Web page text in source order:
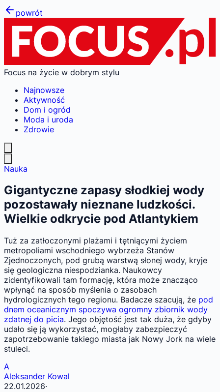
powrót
Focus na życie w dobrym stylu
Najnowsze
Aktywność
Dom i ogród
Moda i uroda
Zdrowie
Nauka
Gigantyczne zapasy słodkiej wody
pozostawały nieznane ludzkości.
Wielkie odkrycie pod Atlantykiem
Tuż za zatłoczonymi plażami i tętniącymi życiem
metropoliami wschodniego wybrzeża Stanów
Zjednoczonych, pod grubą warstwą słonej wody, kryje
się geologiczna niespodzianka. Naukowcy
zidentyfikowali tam formację, która może znacząco
wpłynąć na sposób myślenia o zasobach
hydrologicznych tego regionu. Badacze szacują, że pod
dnem oceanicznym spoczywa ogromny zbiornik wody
zdatnej do picia. Jego objętość jest tak duża, że gdyby
udało się ją wykorzystać, mogłaby zabezpieczyć
zapotrzebowanie takiego miasta jak Nowy Jork na wiele
stuleci.
A
Aleksander Kowal
22.01.2026·